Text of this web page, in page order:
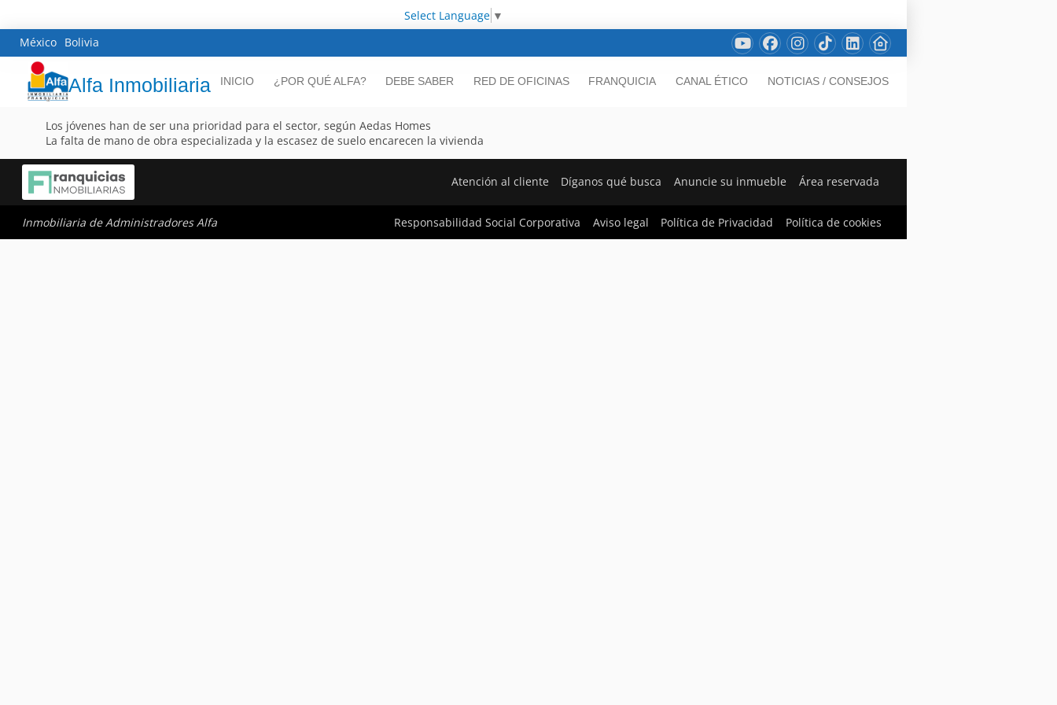
Select Language ▼
México Bolivia
Alfa Inmobiliaria INICIO ¿POR QUÉ ALFA? DEBE SABER RED DE OFICINAS FRANQUICIA CANAL ÉTICO NOTICIAS / CONSEJOS
Los jóvenes han de ser una prioridad para el sector, según Aedas Homes
La falta de mano de obra especializada y la escasez de suelo encarecen la vivienda
Atención al cliente Díganos qué busca Anuncie su inmueble Área reservada
Inmobiliaria de Administradores Alfa Responsabilidad Social Corporativa Aviso legal Política de Privacidad Política de cookies